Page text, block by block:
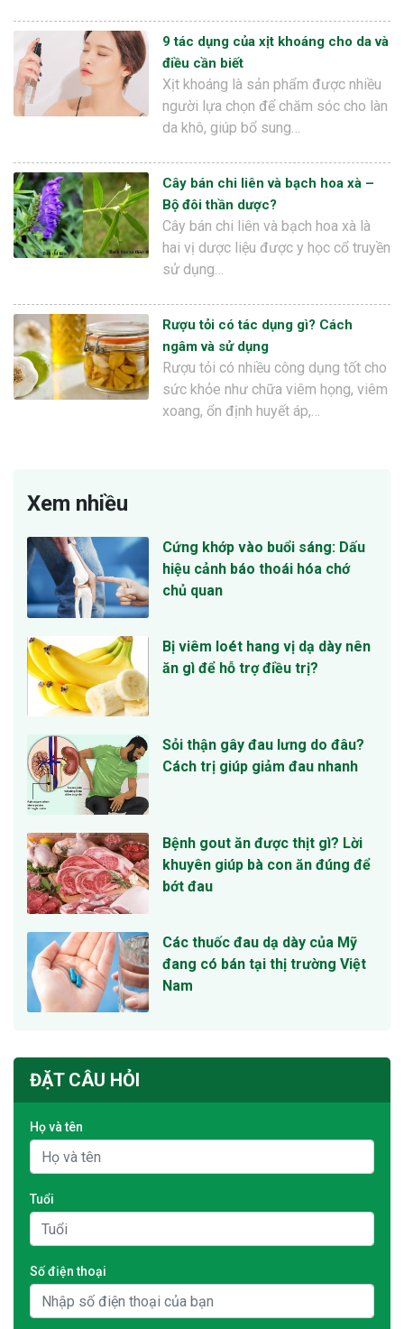
9 tác dụng của xịt khoáng cho da và
điều cần biết
Xịt khoáng là sản phẩm được nhiều
người lựa chọn để chăm sóc cho làn
da khô, giúp bổ sung…
Cây bán chi liên và bạch hoa xà –
Bộ đôi thần dược?
Cây bán chi liên và bạch hoa xà là
hai vị dược liệu được y học cổ truyền
sử dụng…
Rượu tỏi có tác dụng gì? Cách
ngâm và sử dụng
Rượu tỏi có nhiều công dụng tốt cho
sức khỏe như chữa viêm họng, viêm
xoang, ổn định huyết áp,…
Xem nhiều
Cứng khớp vào buổi sáng: Dấu
hiệu cảnh báo thoái hóa chớ
chủ quan
Bị viêm loét hang vị dạ dày nên
ăn gì để hỗ trợ điều trị?
Sỏi thận gây đau lưng do đâu?
Cách trị giúp giảm đau nhanh
Bệnh gout ăn được thịt gì? Lời
khuyên giúp bà con ăn đúng để
bớt đau
Các thuốc đau dạ dày của Mỹ
đang có bán tại thị trường Việt
Nam
ĐẶT CÂU HỎI
Họ và tên
Tuổi
Số điện thoại